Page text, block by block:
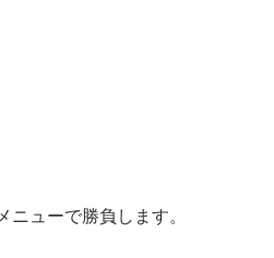
ニューで勝負します。